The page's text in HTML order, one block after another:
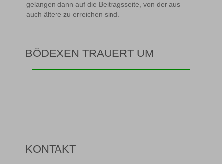
gelangen dann auf die Beitragsseite, von der aus
auch ältere zu erreichen sind.
BÖDEXEN TRAUERT UM
KONTAKT